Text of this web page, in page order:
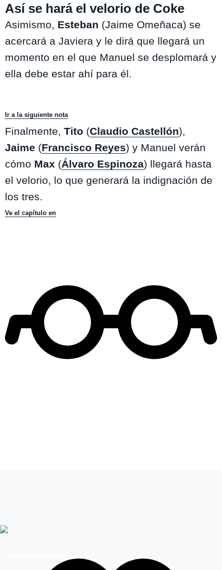
Así se hará el velorio de Coke
Asimismo, Esteban (Jaime Omeñaca) se
acercará a Javiera y le dirá que llegará un
momento en el que Manuel se desplomará y
ella debe estar ahí para él.
Ir a la siguiente nota
Finalmente, Tito (Claudio Castellón),
Jaime (Francisco Reyes) y Manuel verán
cómo Max (Álvaro Espinoza) llegará hasta
el velorio, lo que generará la indignación de
los tres.
Ve el capítulo en